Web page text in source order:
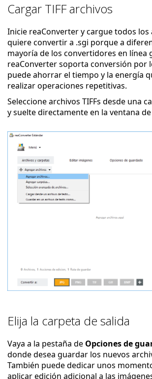
Cargar TIFF archivos
Inicie reaConverter y cargue todos
quiere convertir a .sgi porque a
mayoría de los convertidores en línea
reaConverter soporta conversión por
puede ahorrar el tiempo y la energía
realizar operaciones repetitivas.
Seleccione archivos TIFFs desde una
y suelte directamente en la ventana
Elija la carpeta de salida
Vaya a la pestaña de Opciones de
donde desea guardar los nuevos
También puede dedicar unos
aplicar edición adicional a las